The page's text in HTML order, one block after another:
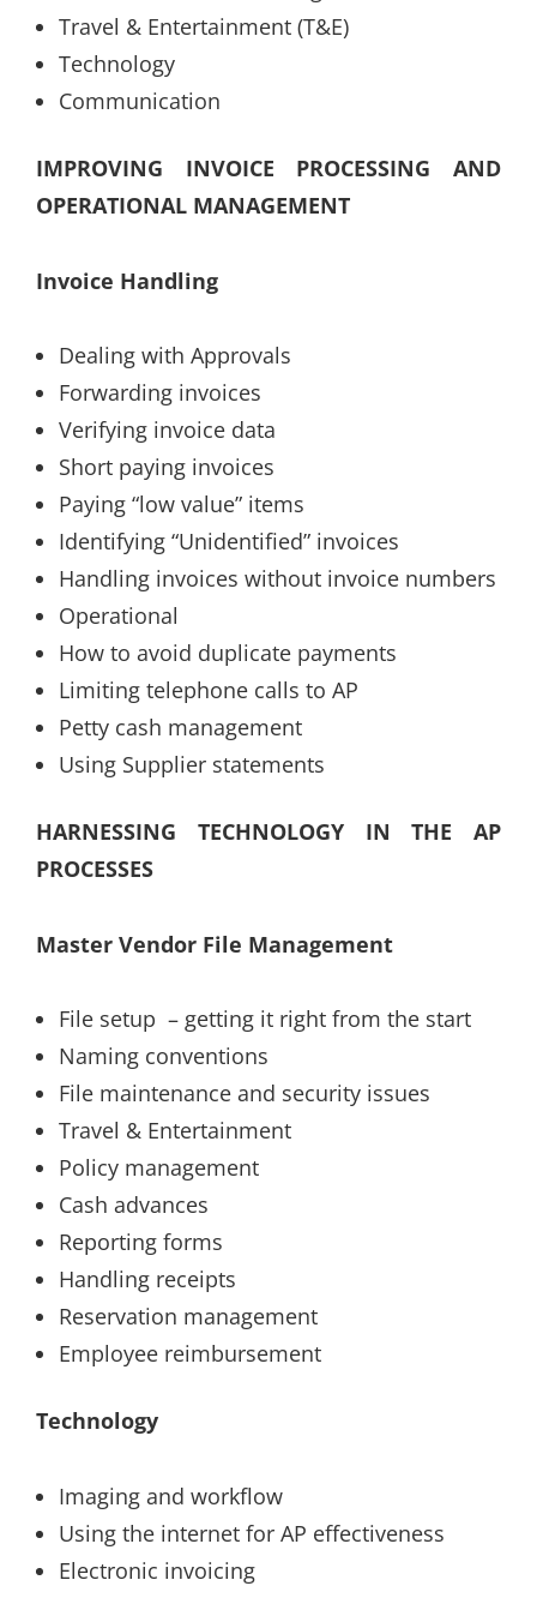
Travel & Entertainment (T&E)
Technology
Communication
IMPROVING INVOICE PROCESSING AND
OPERATIONAL MANAGEMENT
Invoice Handling
Dealing with Approvals
Forwarding invoices
Verifying invoice data
Short paying invoices
Paying “low value” items
Identifying “Unidentified” invoices
Handling invoices without invoice numbers
Operational
How to avoid duplicate payments
Limiting telephone calls to AP
Petty cash management
Using Supplier statements
HARNESSING TECHNOLOGY IN THE AP
PROCESSES
Master Vendor File Management
File setup – getting it right from the start
Naming conventions
File maintenance and security issues
Travel & Entertainment
Policy management
Cash advances
Reporting forms
Handling receipts
Reservation management
Employee reimbursement
Technology
Imaging and workflow
Using the internet for AP effectiveness
Electronic invoicing